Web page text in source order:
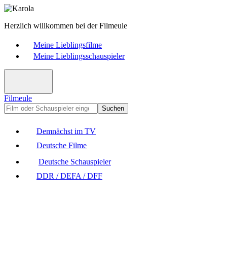
Herzlich willkommen bei der Filmeule
Meine Lieblingsfilme
Meine Lieblingsschauspieler
Filmeule
Suchen
Demnächst im TV
Deutsche Filme
Deutsche Schauspieler
DDR / DEFA / DFF